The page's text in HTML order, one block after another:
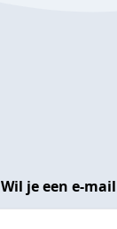
Wil je een e-